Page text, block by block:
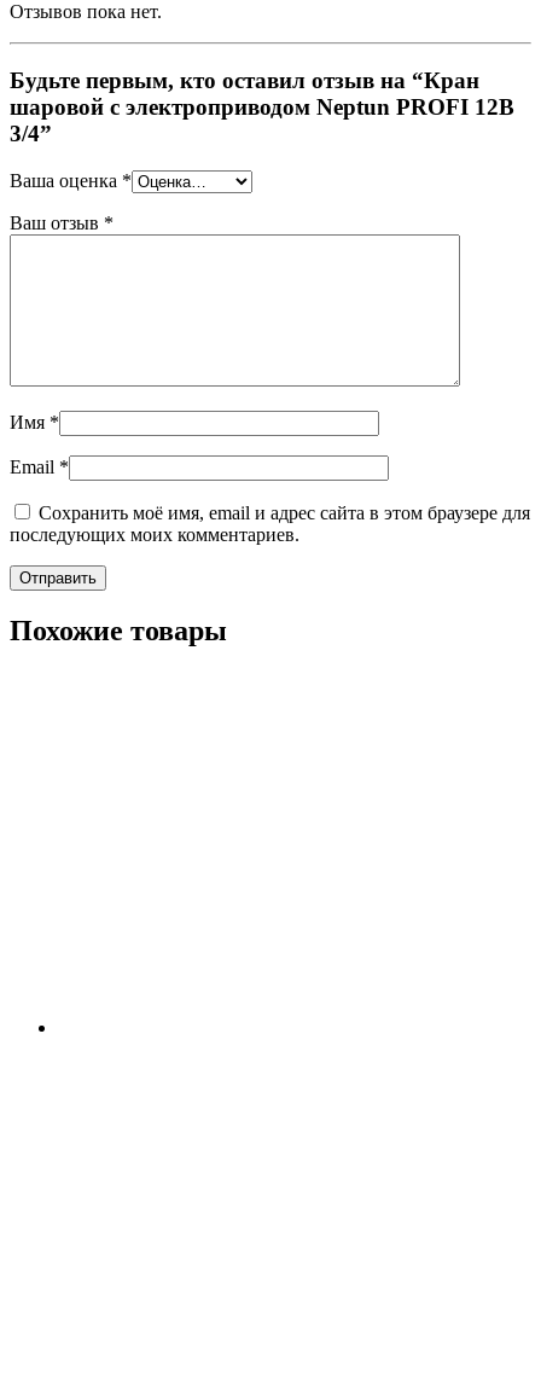
Отзывов пока нет.
Будьте первым, кто оставил отзыв на “Кран
шаровой с электроприводом Neptun PROFI 12В
3/4”
Ваша оценка *
Ваш отзыв *
Имя *
Email *
Сохранить моё имя, email и адрес сайта в этом браузере для
последующих моих комментариев.
Похожие товары